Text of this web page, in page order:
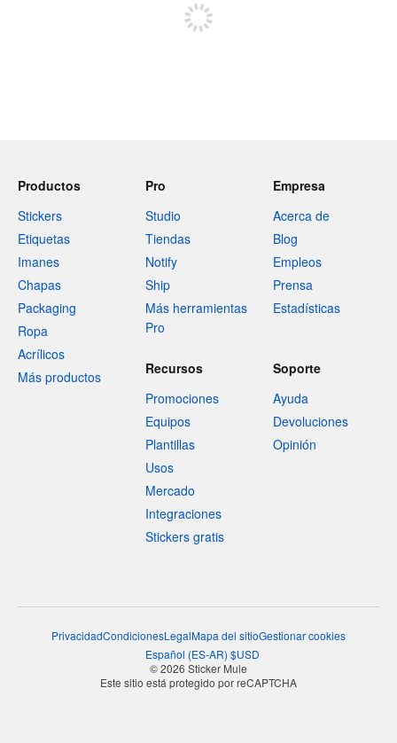
Productos
Stickers
Etiquetas
Imanes
Chapas
Packaging
Ropa
Acrílicos
Más productos
Pro
Studio
Tiendas
Notify
Ship
Más herramientas
Pro
Empresa
Acerca de
Blog
Empleos
Prensa
Estadísticas
Recursos
Promociones
Equipos
Plantillas
Usos
Mercado
Integraciones
Stickers gratis
Soporte
Ayuda
Devoluciones
Opinión
PrivacidadCondicionesLegalMapa del sitioGestionar cookies
Español (ES-AR) $USD
© 2026 Sticker Mule
Este sitio está protegido por reCAPTCHA